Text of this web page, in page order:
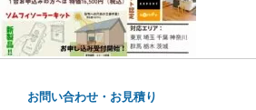
お問い合わせ・お見積り